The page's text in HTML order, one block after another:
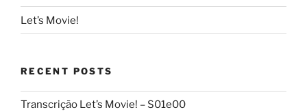
Let’s Movie!
RECENT POSTS
Transcrição Let’s Movie! – S01e00